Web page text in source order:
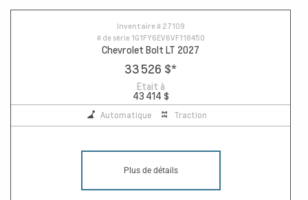
Inventaire # 27109
# de série 1G1FY6EV6VF118450
Chevrolet Bolt LT 2027
33 526 $*
Etait à
43 414 $
Automatique Traction
Plus de détails